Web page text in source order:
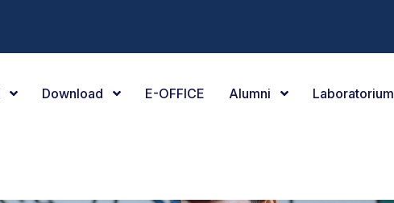
Download E-OFFICE Alumni Laboratorium